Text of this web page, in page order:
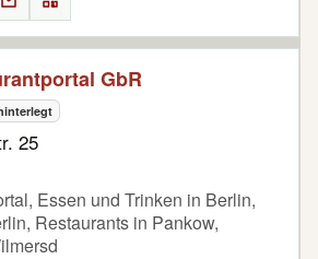
GbR
25
Essen und Trinken in Berlin,
Restaurants in Pankow,